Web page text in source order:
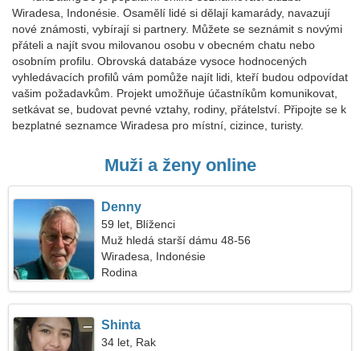
Wiradesa, Indonésie. Osamělí lidé si dělají kamarády, navazují
nové známosti, vybírají si partnery. Můžete se seznámit s novými
přáteli a najít svou milovanou osobu v obecném chatu nebo
osobním profilu. Obrovská databáze vysoce hodnocených
vyhledávacích profilů vám pomůže najít lidi, kteří budou odpovídat
vašim požadavkům. Projekt umožňuje účastníkům komunikovat,
setkávat se, budovat pevné vztahy, rodiny, přátelství. Připojte se k
bezplatné seznamce Wiradesa pro místní, cizince, turisty.
Muži a ženy online
Denny
59 let, Blíženci
Muž hledá starší dámu 48-56
Wiradesa, Indonésie
Rodina
Shinta
34 let, Rak